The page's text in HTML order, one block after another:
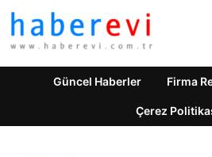
Güncel Haberler Firma
Çerez